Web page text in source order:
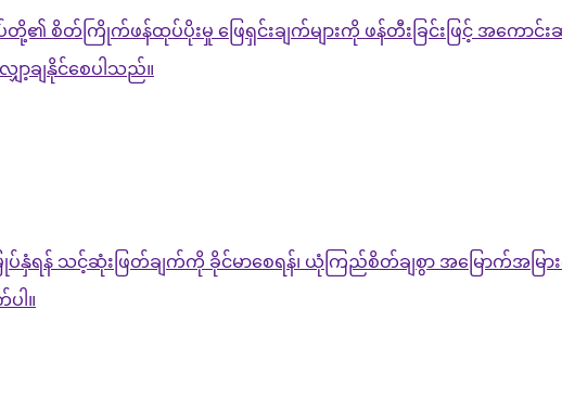
ကြိုက်ဖန်ထုပ်ပိုးမှု ဖြေရှင်းချက်များကို ဖန်တီးခြင်းဖြင့် အကောင်း
ော့ချနိုင်စေပါသည်။
ပ်နှံရန် သင့်ဆုံးဖြတ်ချက်ကို ခိုင်မာစေရန်၊ ယုံကြည်စိတ်ချစွာ အမြောက်အမြ
ါ။